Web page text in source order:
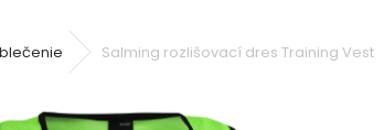
Salming rozlišovací dres Training Vest